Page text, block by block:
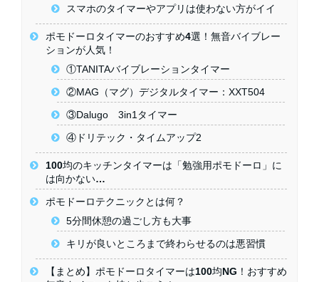
スマホのタイマーやアプリは使わない方がイイ
ポモドーロタイマーのおすすめ4選！無音バイブレー
ションが人気！
①TANITAバイブレーションタイマー
②MAG（マグ）デジタルタイマー：XXT504
③Dalugo 3in1タイマー
④ドリテック・タイムアップ2
100均のキッチンタイマーは「勉強用ポモドーロ」に
は向かない…
ポモドーロテクニックとは何？
5分間休憩の過ごし方も大事
キリが良いところまで終わらせるのは悪習慣
【まとめ】ポモドーロタイマーは100均NG！おすすめ